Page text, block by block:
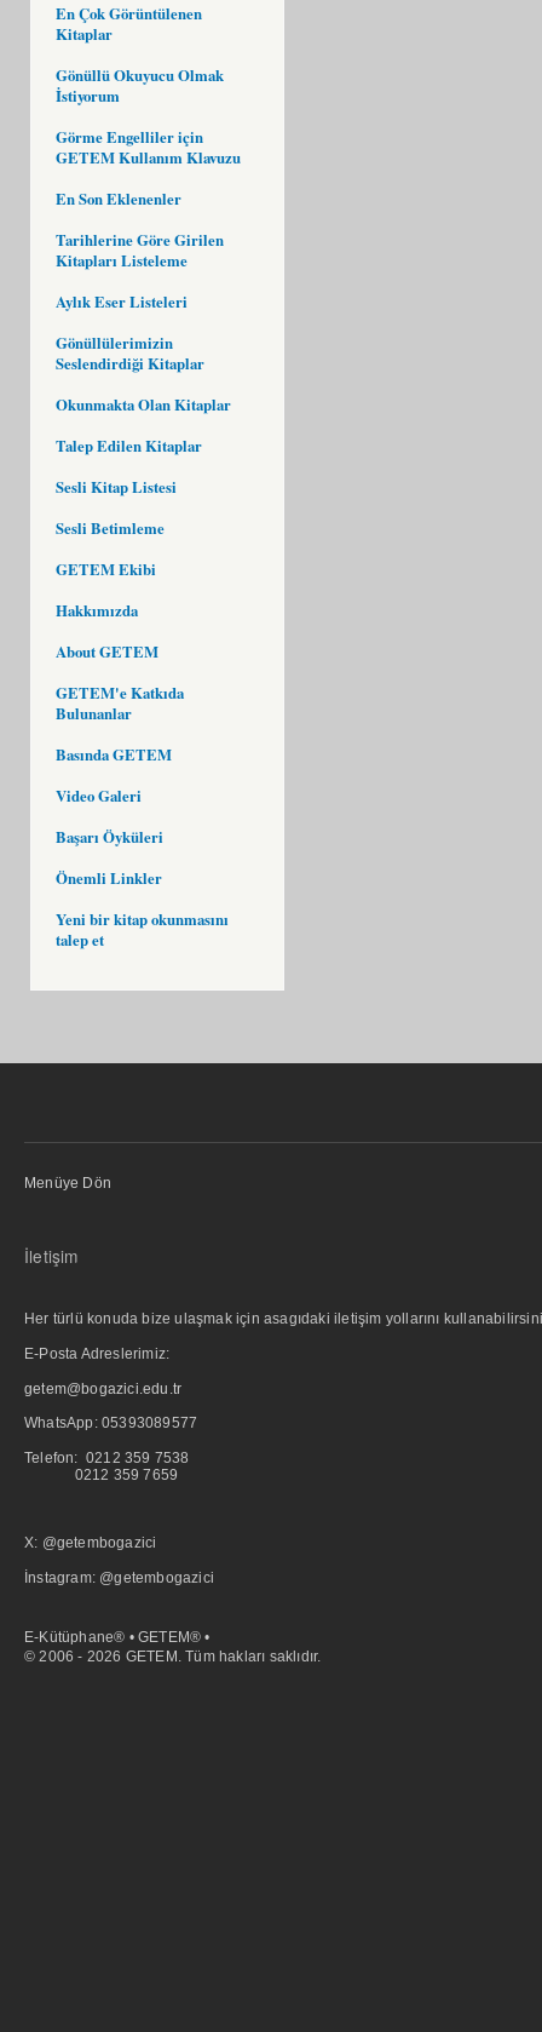
En Çok Görüntülenen
Kitaplar
Gönüllü Okuyucu Olmak
İstiyorum
Görme Engelliler için
GETEM Kullanım Klavuzu
En Son Eklenenler
Tarihlerine Göre Girilen
Kitapları Listeleme
Aylık Eser Listeleri
Gönüllülerimizin
Seslendirdiği Kitaplar
Okunmakta Olan Kitaplar
Talep Edilen Kitaplar
Sesli Kitap Listesi
Sesli Betimleme
GETEM Ekibi
Hakkımızda
About GETEM
GETEM'e Katkıda
Bulunanlar
Basında GETEM
Video Galeri
Başarı Öyküleri
Önemli Linkler
Yeni bir kitap okunmasını
talep et
Menüye Dön
İletişim
Her türlü konuda bize ulaşmak için asagıdaki iletişim yollarını
E-Posta Adreslerimiz:
getem@bogazici.edu.tr
WhatsApp: 05393089577
Telefon: 0212 359 7538
0212 359 7659
X: @getembogazici
İnstagram: @getembogazici
E-Kütüphane® • GETEM® •
© 2006 - 2026 GETEM. Tüm hakları saklıdır.